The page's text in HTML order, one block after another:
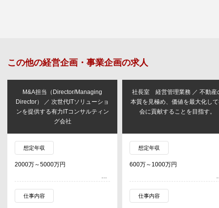
この他の経営企画・事業企画の求人
M&A担当（Director/Managing
Director） ／ 次世代ITソリューショ
ンを提供する有力ITコンサルティン
グ会社
想定年収
2000万～5000万円
仕事内容
社長室 経営管理業務 ／ 不動産
本質を見極め、価値を最大化し
会に貢献することを目指す。
想定年収
600万～1000万円
仕事内容